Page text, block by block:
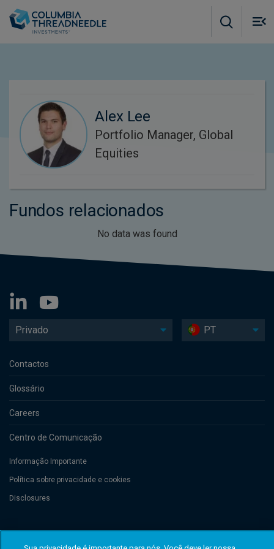
Alex Lee
Portfolio Manager, Global
Equities
Fundos relacionados
No data was found
Privado PT
Contactos
Glossário
Careers
Centro de Comunicação
Informação Importante
Política sobre privacidade e cookies
Disclosures
de Commerce et des Sociétés (Luxembourg), No. B 110242 and/or